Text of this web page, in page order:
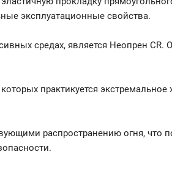
эксплуатационные свойства.
средах, является Неопрен CR.
практикуется экстремальное
распространению огня, что